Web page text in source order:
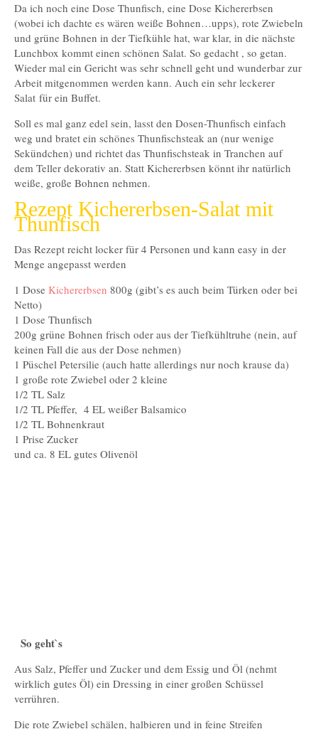
Da ich noch eine Dose Thunfisch, eine Dose Kichererbsen
(wobei ich dachte es wären weiße Bohnen…upps), rote Zwiebeln
und grüne Bohnen in der Tiefkühle hat, war klar, in die nächste
Lunchbox kommt einen schönen Salat. So gedacht , so getan.
Wieder mal ein Gericht was sehr schnell geht und wunderbar zur
Arbeit mitgenommen werden kann. Auch ein sehr leckerer
Salat für ein Buffet.
Soll es mal ganz edel sein, lasst den Dosen-Thunfisch einfach
weg und bratet ein schönes Thunfischsteak an (nur wenige
Sekündchen) und richtet das Thunfischsteak in Tranchen auf
dem Teller dekorativ an. Statt Kichererbsen könnt ihr natürlich
weiße, große Bohnen nehmen.
Rezept Kichererbsen-Salat mit
Thunfisch
Das Rezept reicht locker für 4 Personen und kann easy in der
Menge angepasst werden
1 Dose Kichererbsen 800g (gibt’s es auch beim Türken oder bei
Netto)
1 Dose Thunfisch
200g grüne Bohnen frisch oder aus der Tiefkühltruhe (nein, auf
keinen Fall die aus der Dose nehmen)
1 Püschel Petersilie (auch hatte allerdings nur noch krause da)
1 große rote Zwiebel oder 2 kleine
1/2 TL Salz
1/2 TL Pfeffer, 4 EL weißer Balsamico
1/2 TL Bohnenkraut
1 Prise Zucker
und ca. 8 EL gutes Olivenöl
So geht`s
Aus Salz, Pfeffer und Zucker und dem Essig und Öl (nehmt
wirklich gutes Öl) ein Dressing in einer großen Schüssel
verrühren.
Die rote Zwiebel schälen, halbieren und in feine Streifen